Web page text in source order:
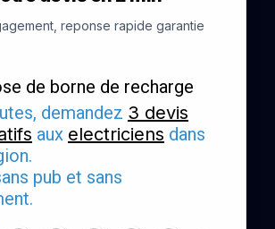
reponse rapide garantie
de borne de recharge
demandez 3 devis
aux electriciens dans
pub et sans